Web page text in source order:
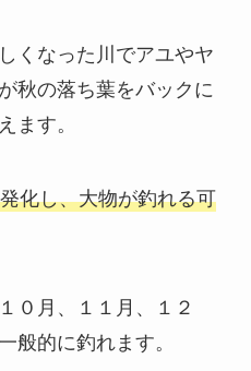
くなった川でアユやヤ
秋の落ち葉をバックに
ます。
化し、大物が釣れる可
０月、１１月、１２
般的に釣れます。